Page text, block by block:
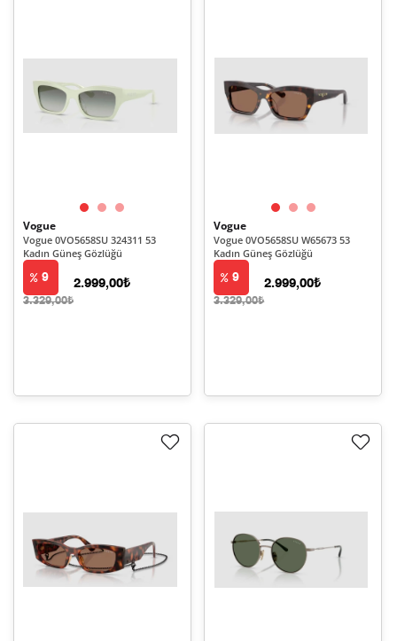
Vogue
Vogue 0VO5658SU 324311 53
Kadın Güneş Gözlüğü
9
3.329,00₺
2.999,00₺
Vogue
Vogue 0VO5658SU W65673 53
Kadın Güneş Gözlüğü
9
3.329,00₺
2.999,00₺